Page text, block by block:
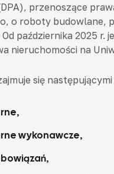
przenoszące
o roboty budowlane,
października 2025
nieruchomości na
się
wykonawcze,